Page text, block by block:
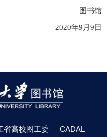
图书馆
2020年9月 9 日
省高校图工委 CADAL